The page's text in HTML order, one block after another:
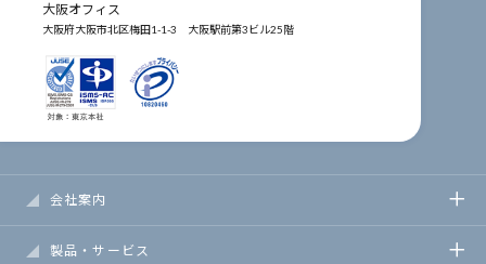
大阪オフィス
大阪府大阪市北区梅田1-1-3 大阪駅前第3ビル25階
会社案内
製品・サービス